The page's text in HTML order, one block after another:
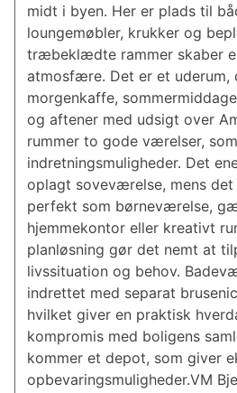
midt i byen. Her er plads til
loungemøbler, krukker og
træbeklædte rammer skaber
atmosfære. Det er et uderum,
morgenkaffe,
og aftener med udsigt over
rummer to gode værelser,
indretningsmuligheder. Det
oplagt soveværelse, mens det
perfekt som børneværelse,
hjemmekontor eller kreativt
planløsning gør det nemt at
livssituation og behov.
indrettet med separat
hvilket giver en praktisk
kompromis med boligens
kommer et depot, som giver
opbevaringsmuligheder.VM